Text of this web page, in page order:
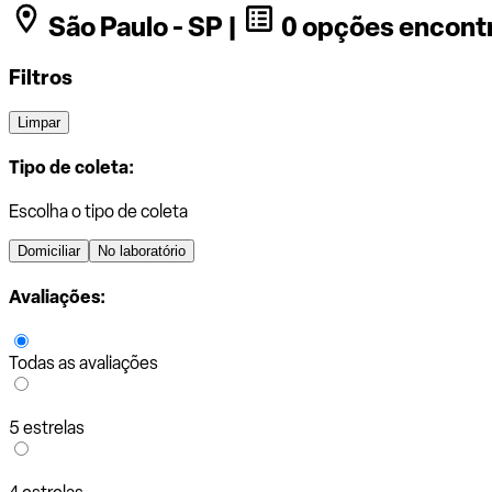
São Paulo - SP |
0 opções
Filtros
Limpar
Tipo de coleta:
Escolha o tipo de coleta
Domiciliar No laboratório
Avaliações:
Todas as avaliações
5 estrelas